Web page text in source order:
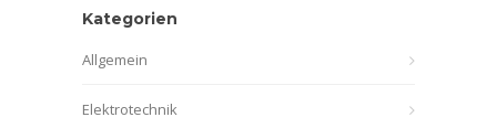
Kategorien
Allgemein
Elektrotechnik